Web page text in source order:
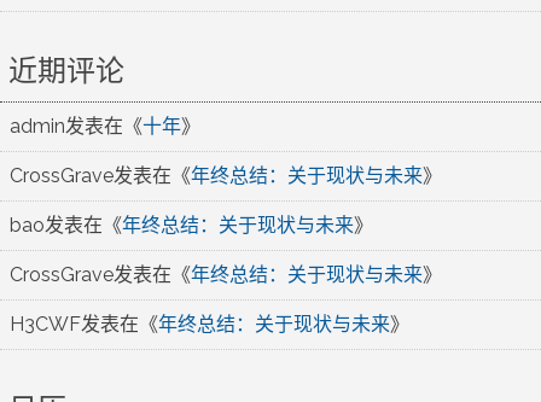
近期评论
admin发表在《十年》
CrossGrave发表在《年终总结：关于现状与未来》
bao发表在《年终总结：关于现状与未来》
CrossGrave发表在《年终总结：关于现状与未来》
H3CWF发表在《年终总结：关于现状与未来》